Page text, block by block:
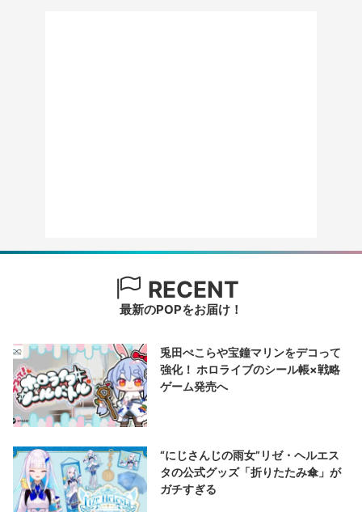
RECENT
最新のPOPをお届け！
兎田ぺこらや宝鐘マリンをデコって
強化！ ホロライブのシール帳×戦略
ゲーム発売へ
“にじさんじの雨女”リゼ・ヘルエス
タの公式グッズ「折りたたみ傘」が
ガチすぎる